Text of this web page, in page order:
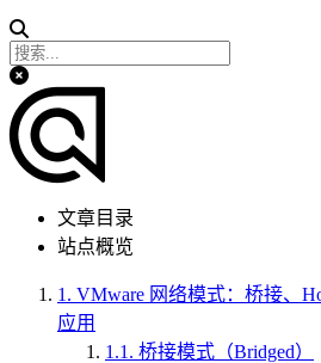
文章目录
站点概览
1. VMware 网络模式：桥接、
应用
1.1. 桥接模式（Bridged）